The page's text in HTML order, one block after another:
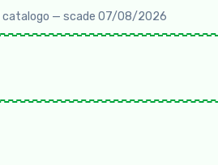
catalogo — scade 07/08/2026